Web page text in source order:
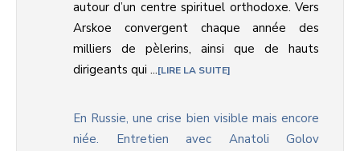
autour d’un centre spirituel orthodoxe. Vers
Arskoe convergent chaque année des
milliers de pèlerins, ainsi que de hauts
dirigeants qui ... LIRE LA SUITE
En Russie, une crise bien visible mais encore
niée. Entretien avec Anatoli Golov